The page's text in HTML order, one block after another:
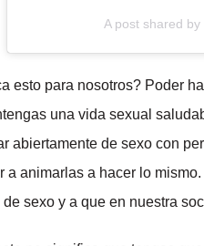
A post shared
esto para nosotros? Poder
una vida sexual
abiertamente de sexo con
a animarlas a hacer lo
sexo y a que en nuestra